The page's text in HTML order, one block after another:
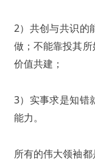
2）共创与共识的
做；不能靠投其
价值共建；
3）实事求是知错
能力。
所有的伟大领袖都